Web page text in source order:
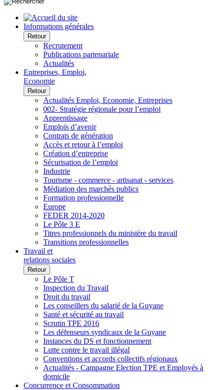
Informations générales
Retour
Recrutement
Publications partenariale
Actualités
Entreprises, Emploi,
Economie
Retour
Actualités Emploi, Economie, Entreprises
002- Stratégie régionale pour l’emploi
Apprentissage
Emplois d’avenir
Contrats de génération
Accès et retour à l’emploi
Création d’entreprise
Sécurisation de l’emploi
Industrie
Tourisme - commerce - artisanat - services
Médiation des marchés publics
Formation professionnelle
Europe
FEDER 2014-2020
Le Pôle 3 E
Titres professionnels du ministère du travail
Transitions professionnelles
Travail et
relations sociales
Retour
Le Pôle T
Inspection du Travail
Droit du travail
Les conseillers du salarié de la Guyane
Santé et sécurité au travail
Scrutin TPE 2016
Les défenseurs syndicaux de la Guyane
Instances du DS et fonctionnement
Lutte contre le travail illégal
Conventions et accords collectifs régionaux
Actualités - Campagne Election TPE et Employés à
domicile
Concurrence et Consommation